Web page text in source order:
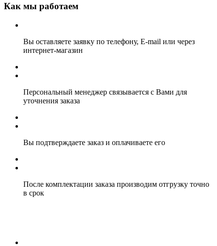
Как мы работаем
Вы оставляете заявку по телефону, E-mail или через
интернет-магазин
Персональный менеджер связывается с Вами для
уточнения заказа
Вы подтверждаете заказ и оплачиваете его
После комплектации заказа производим отгрузку точно
в срок